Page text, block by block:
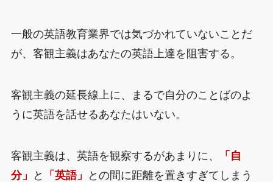
一般の英語教育業界では気づかれていないことだ
が、客観主義はあなたの英語上達を阻害する。
客観主義の延長線上に、まるで自分のことばのよ
うに英語を話せるあなたはいない。
客観主義は、英語を観察するがあまりに、
「自
分」
と 「英語」
との間に距離を置きすぎてしまう